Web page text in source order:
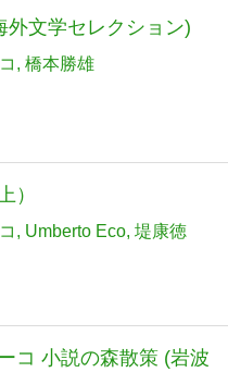
外文学セレクション)
橋本勝雄
）
Umberto Eco 堤康徳
コ 小説の森散策 (岩波